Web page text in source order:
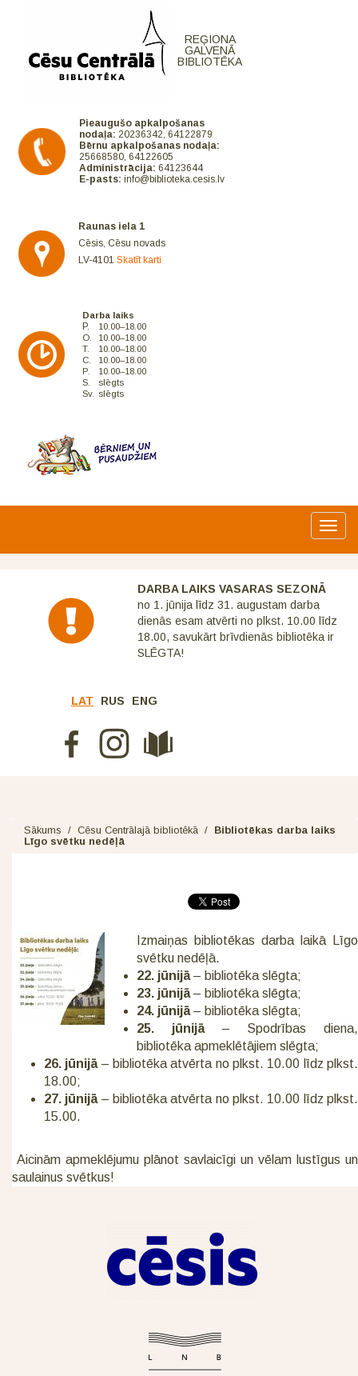
REĢIONA
GALVENĀ
BIBLIOTĒKA
Pieaugušo apkalpošanas
nodaļa: 20236342, 64122879
Bērnu apkalpošanas nodaļa:
25668580, 64122605
Administrācija: 64123644
E-pasts: info@biblioteka.cesis.lv
Raunas iela 1
Cēsis, Cēsu novads
LV-4101Skatīt karti
Darba laiks
P.
10.00–18.00
O.
10.00–18.00
T.
10.00–18.00
C.
10.00–18.00
P.
10.00–18.00
S.
slēgts
Sv.
slēgts
DARBA LAIKS VASARAS SEZONĀ
no 1. jūnija līdz 31. augustam darba
dienās esam atvērti no plkst. 10.00 līdz
18.00, savukārt brīvdienās bibliotēka ir
SLĒGTA!
LAT RUS ENG
Sākums / Cēsu Centrālajā bibliotēkā / Bibliotēkas darba laiks
Līgo svētku nedēļā
Izmaiņas bibliotēkas darba laikā Līgo
svētku nedēļā.
22. jūnijā– bibliotēka slēgta;
23. jūnijā– bibliotēka slēgta;
24. jūnijā– bibliotēka slēgta;
25. jūnijā– Spodrības diena,
bibliotēka apmeklētājiem slēgta;
26. jūnijā– bibliotēka atvērta no plkst. 10.00 līdz plkst.
18.00;
27. jūnijā– bibliotēka atvērta no plkst. 10.00 līdz plkst.
15.00.
Aicinām apmeklējumu plānot savlaicīgi un vēlam lustīgus un
saulainus svētkus!